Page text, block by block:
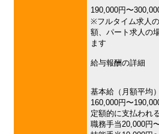
190,000円〜
※フルタイム求人
額、パート求人の
ます
給与報酬の詳細
基本給（月額平均
160,000円〜
定額的に支払われ
職務手当20,000円